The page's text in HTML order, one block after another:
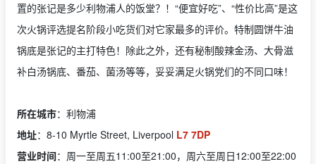
置的张记是多少利物浦人的饭堂？！“便宜好吃”、“性价比高”是这
次火锅评选提名阶段小吃货们对它家最多的评价。特制圆饼牛油
锅底是张记的主打特色！除此之外，还有秘制酸辣金汤、大骨滋
补白汤锅底、番茄、菌汤等等，妥妥满足火锅党们的不同口味！
所在城市：利物浦
地址：8-10 Myrtle Street, Liverpool L7 7DP
营业时间：周一至周五11:00至21:00，周六至周日12:00至22:00